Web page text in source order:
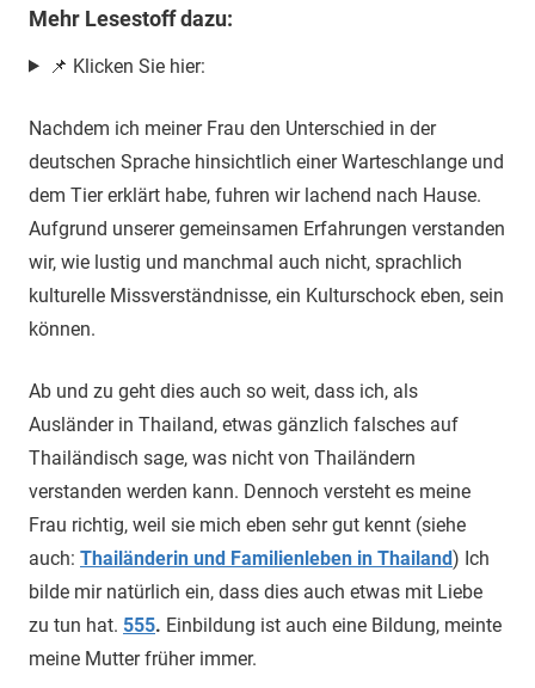
Mehr Lesestoff dazu:
📌 Klicken Sie hier:
Nachdem ich meiner Frau den Unterschied in der
deutschen Sprache hinsichtlich einer Warteschlange und
dem Tier erklärt habe, fuhren wir lachend nach Hause.
Aufgrund unserer gemeinsamen Erfahrungen verstanden
wir, wie lustig und manchmal auch nicht, sprachlich
kulturelle Missverständnisse, ein Kulturschock eben, sein
können.
Ab und zu geht dies auch so weit, dass ich, als
Ausländer in Thailand, etwas gänzlich falsches auf
Thailändisch sage, was nicht von Thailändern
verstanden werden kann. Dennoch versteht es meine
Frau richtig, weil sie mich eben sehr gut kennt (siehe
auch: Thailänderin und Familienleben in Thailand) Ich
bilde mir natürlich ein, dass dies auch etwas mit Liebe
zu tun hat. 555. Einbildung ist auch eine Bildung, meinte
meine Mutter früher immer.